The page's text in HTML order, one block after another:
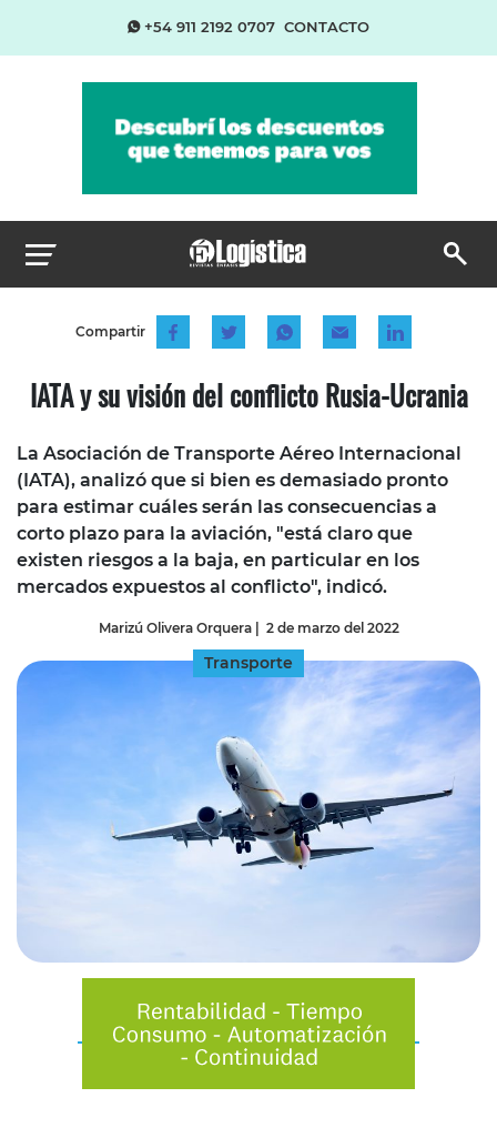
+54 911 2192 0707 CONTACTO
Compartir
IATA y su visión del conflicto Rusia-Ucrania
La Asociación de Transporte Aéreo Internacional
(IATA), analizó que si bien es demasiado pronto
para estimar cuáles serán las consecuencias a
corto plazo para la aviación, "está claro que
existen riesgos a la baja, en particular en los
mercados expuestos al conflicto", indicó.
Marizú Olivera Orquera| 2 de marzo del 2022
Transporte